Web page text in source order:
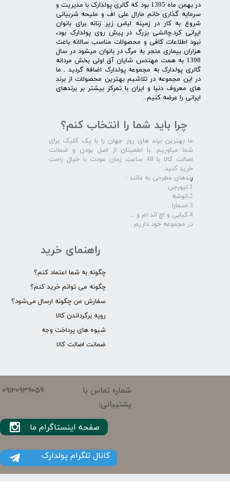
در بهمن ماه 1395 بود که گالری پولدارک با مدیریت و
سرمایه گذاری خانم مارال علی اف و ملیحه شربیانی
شروع به کار در زمینه لباس زیر زنانه برای بانوان
ایرانی کرد.چالشی بزرگ در پیش روی پولدارک بود،
نبود اطلاعات کافی و محصولات مناسب سالانه باعث
هزاران بیماری منجر به مرگ در بانوان میشود در سال
1398 به همت مهندس شایان آق اولی بخش مردانه
گالری پولدارک به مجموعه پولدارک اضافه گردید . ما
در این مجموعه در تلاشیم بهترین محصولات از برند
های معروف دنیا و ایران با تمرکز بیشتر بر برندهای
ایرانی را عرضه کنیم .​​​​​​​
راهنمای خرید
چگونه به شما اعتماد کنم؟
چگونه می توانم خرید کنم؟
سفارش من چگونه ارسال می‌شود؟
رویه برگرداندن کالا
شیوه های پرداخت وجه
ضمانت اصالت کالا
چرا باید شما را انتخاب کنم؟
ما بهترین برند های روز جهان را با یک کلیک برای
شما میاوریم .با اطمینان از اصل بودن و ضمانت
اصالت کالا با 48 ساعت زمان عودت با خیال راحت
خرید کنید :
رندهای مطرحی به مانند :
1.لیورجی
2.انوشه
3.اسمارا
4.کیابی و اچ اند ام و ...
در مجموعه خود داریم .​​​​​​​
شماره تماس با
پشتیبانی:
09120939059
کانال تلگرام پولدارک
صفحه اینستاگرام ما